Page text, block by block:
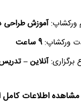
ورکشاپ:آموزش طراحی
ورکشاپ:9 ساعت
برگزاری:آنلاین – تدریس
مشاهده اطلاعات
خانوادگی : * تلفن